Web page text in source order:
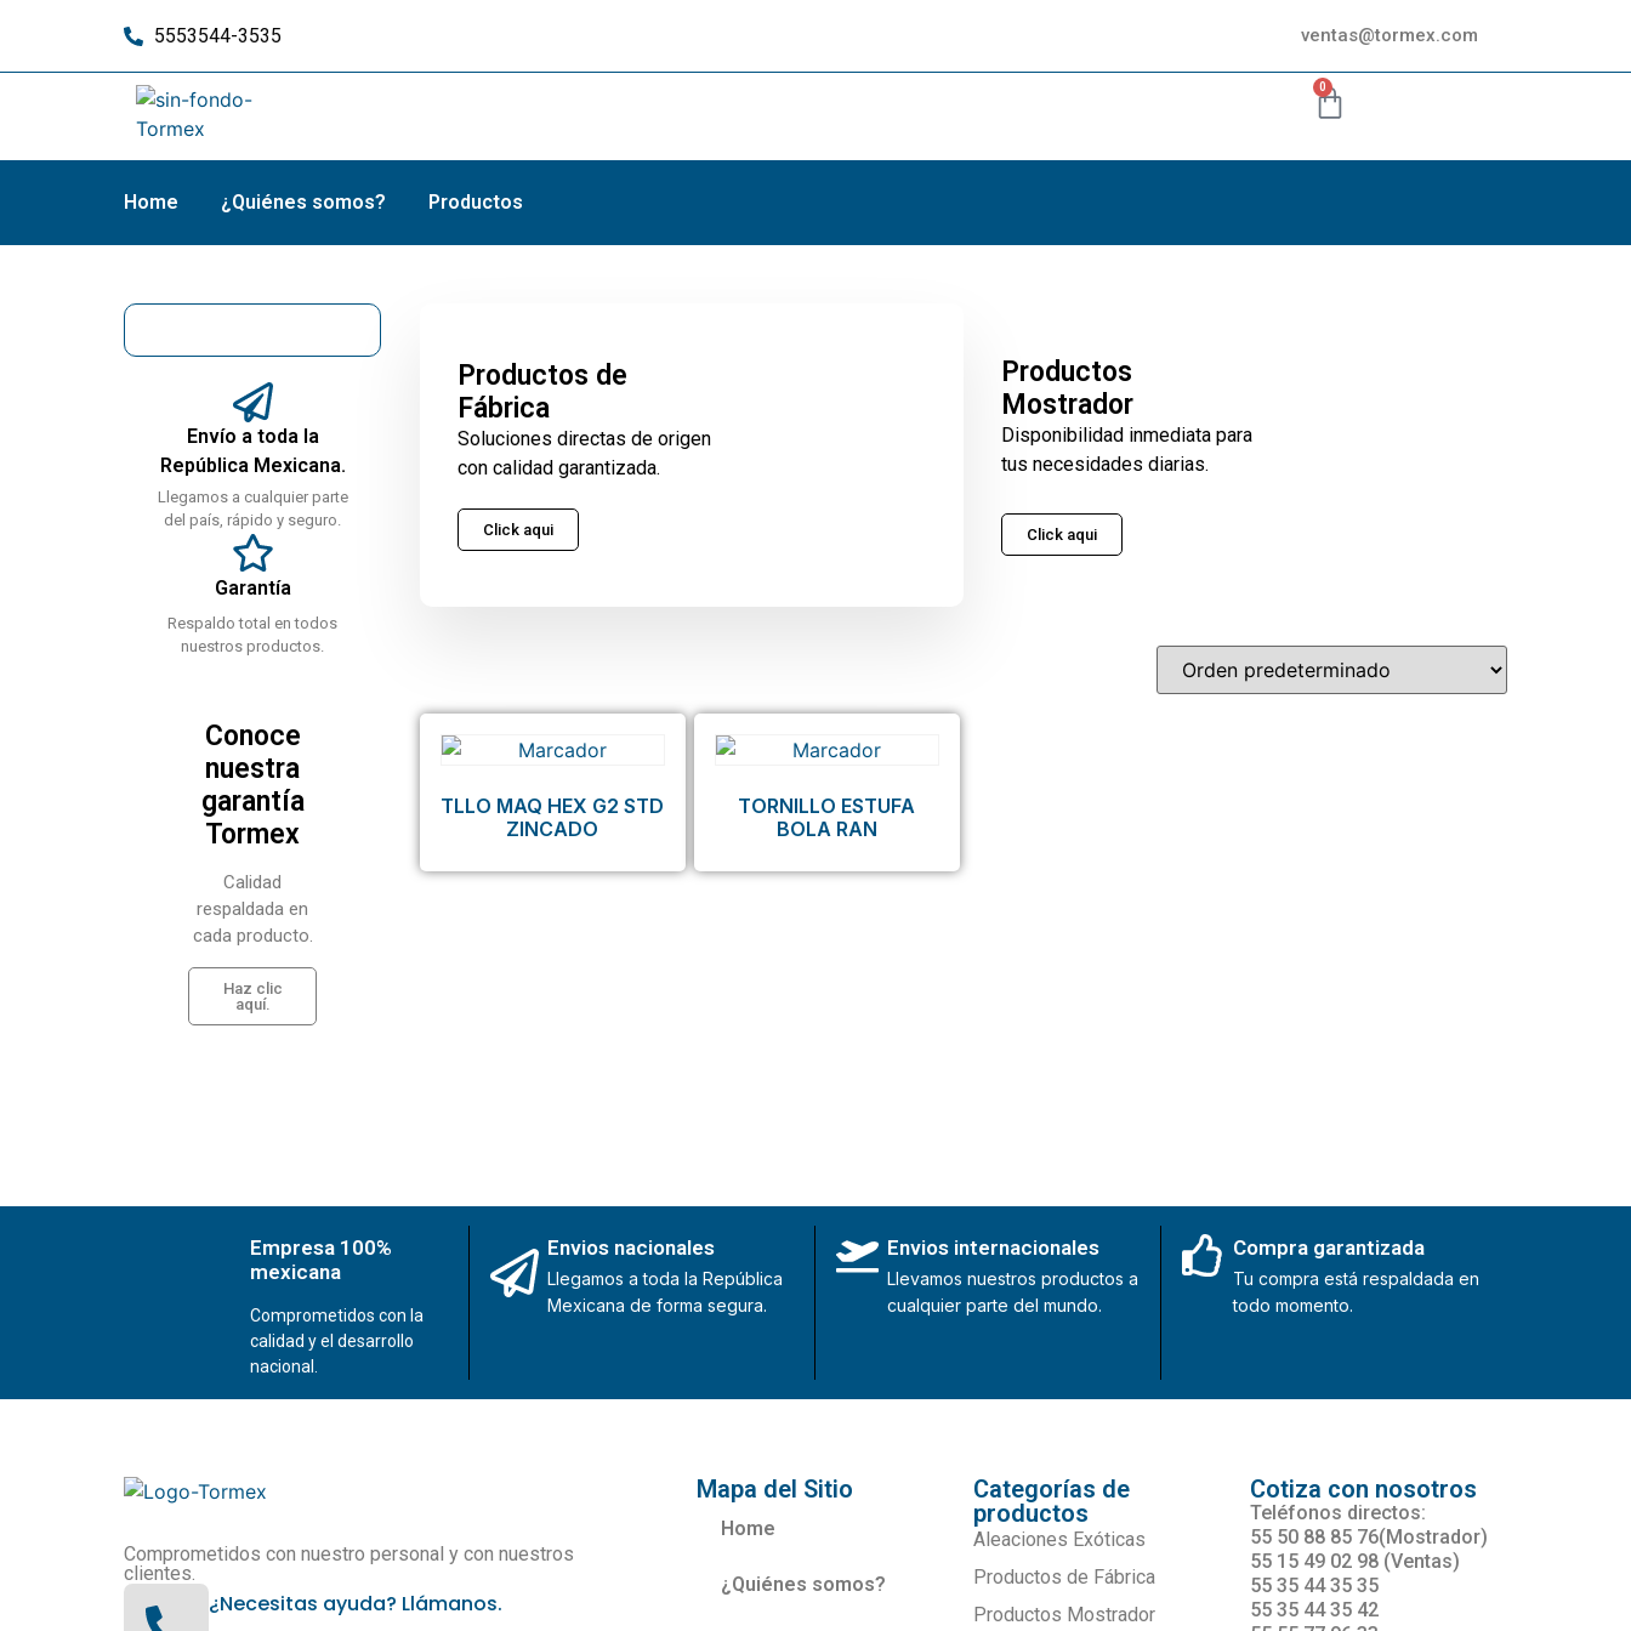
5553544-3535 ventas@tormex.com
0
Home ¿Quiénes somos? Productos
Envío a toda la
República Mexicana.
Llegamos a cualquier parte
del país, rápido y seguro.
Garantía
Respaldo total en todos
nuestros productos.
Conoce
nuestra
garantía
Tormex
Calidad
respaldada en
cada producto.
Haz clic
aquí.
Productos de
Fábrica
Soluciones directas de origen
con calidad garantizada.
Click aqui
Productos
Mostrador
Disponibilidad inmediata para
tus necesidades diarias.
Click aqui
TLLO MAQ HEX G2 STD
ZINCADO
TORNILLO ESTUFA
BOLA RAN
Empresa 100%
mexicana
Comprometidos con la
calidad y el desarrollo
nacional.
Envios nacionales
Llegamos a toda la República
Mexicana de forma segura.
Envios internacionales
Llevamos nuestros productos a
cualquier parte del mundo.
Compra garantizada
Tu compra está respaldada en
todo momento.
Comprometidos con nuestro personal y con nuestros
clientes.
¿Necesitas ayuda? Llámanos.
Mapa del Sitio
Home
¿Quiénes somos?
Categorías de
productos
Aleaciones Exóticas
Productos de Fábrica
Productos Mostrador
Cotiza con nosotros
Teléfonos directos:
55 50 88 85 76(Mostrador)
55 15 49 02 98 (Ventas)
55 35 44 35 35
55 35 44 35 42